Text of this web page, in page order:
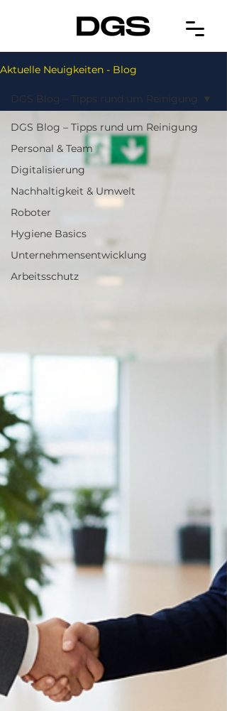
Aktuelle Neuigkeiten - Blog
DGS Blog – Tipps rund um Reinigung
Personal & Team
Digitalisierung
Nachhaltigkeit & Umwelt
Roboter
Hygiene Basics
Unternehmensentwicklung
Arbeitsschutz
DGS Blog – Tipps rund um Reinigung